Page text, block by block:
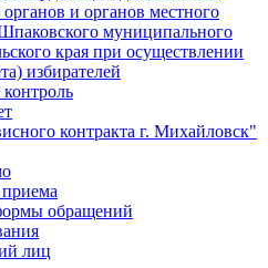
и органов местного
муниципального
края при осуществлении
избирателей
контракта г. Михайловск"
обращений
лиц